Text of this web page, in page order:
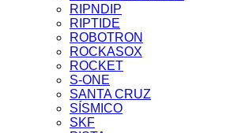
RIPNDIP
RIPTIDE
ROBOTRON
ROCKASOX
ROCKET
S-ONE
SANTA CRUZ
SÍSMICO
SKF